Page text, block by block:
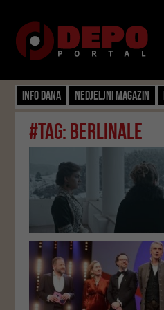
Info dana Nedjeljni magazin
#tag: BERLINALE